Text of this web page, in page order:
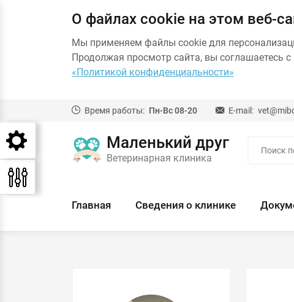
О файлах cookie на этом веб-
Мы применяем файлы cookie для
Продолжая просмотр сайта, вы соглашаетесь
«Политикой конфиденциальности»
Время работы: Пн-Вс 08-20 E-mail:
Маленький друг
Ветеринарная клиника
Главная Сведения о клинике